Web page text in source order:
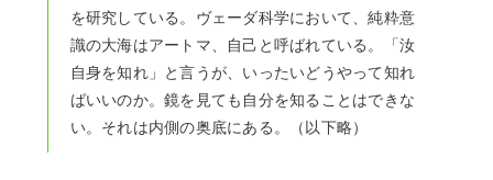
を研究している。ヴェーダ科学において、純粋意
識の大海はアートマ、自己と呼ばれている。「汝
自身を知れ」と言うが、いったいどうやって知れ
ばいいのか。鏡を見ても自分を知ることはできな
い。それは内側の奥底にある。（以下略）